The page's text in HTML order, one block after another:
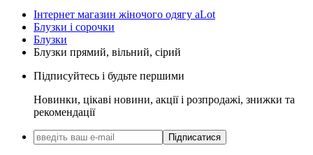
Інтернет магазин жіночого одягу aLot
Блузки і сорочки
Блузки
Блузки прямий, вільний, сірий
Підписуйтесь і будьте першими
Новинки, цікаві новини, акції і розпродажі, знижки та
рекомендації
Підписатися